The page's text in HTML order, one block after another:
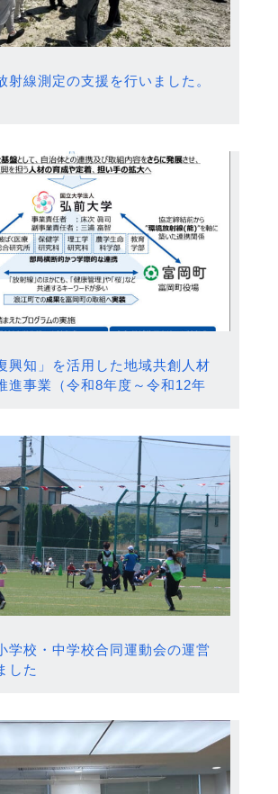
射線測定の支援を行いました。
興知」を活用した地域共創人材
進事業（令和8年度～令和12年
学校・中学校合同運動会の運営
した